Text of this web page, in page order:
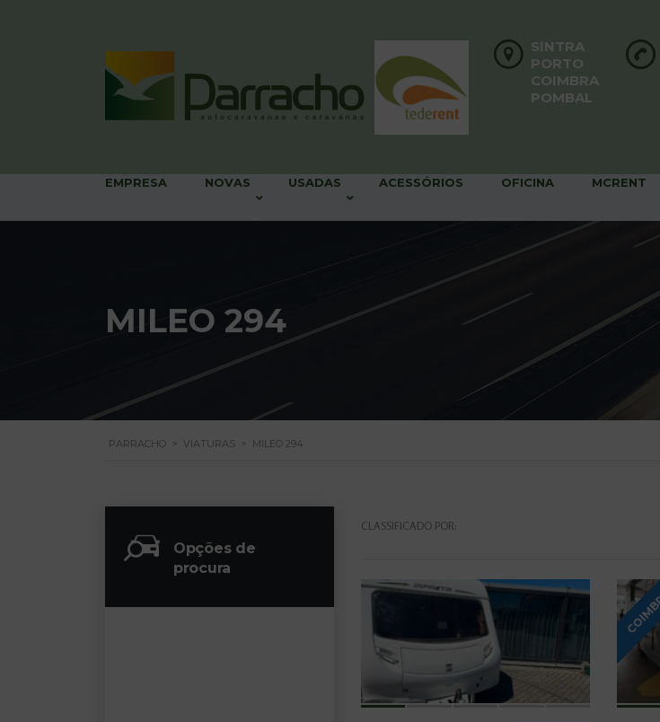
SINTRA
PORTO
COIMBRA
POMBAL
EMPRESA NOVAS USADAS ACESSÓRIOS OFICINA MCRENT
MILEO 294
PARRACHO > VIATURAS > MILEO 294
Opções de
procura
CLASSIFICADO POR: